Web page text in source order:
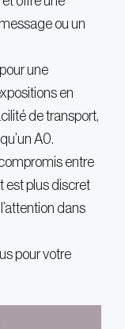
ou un
une
en
de transport,
A0.
entre
est plus discret
dans
pour votre